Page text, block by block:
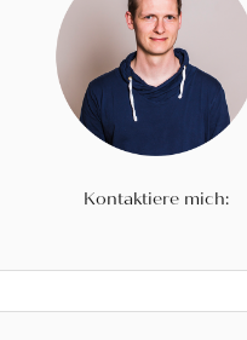
Kontaktiere mich: